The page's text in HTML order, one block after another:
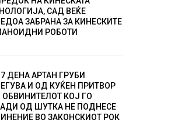
САД ВЕЌЕ
ЗАБРАНА ЗА КИНЕСКИТЕ
РОБОТИ
ДЕНА АРТАН ГРУБИ
И ОД КУЌЕН ПРИТВОР
ОБВИНИТЕЛОТ КОЈ ГО
ОД ШУТКА НЕ ПОДНЕСЕ
ВО ЗАКОНСКИОТ РОК